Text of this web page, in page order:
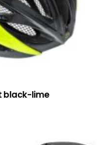
black-lime